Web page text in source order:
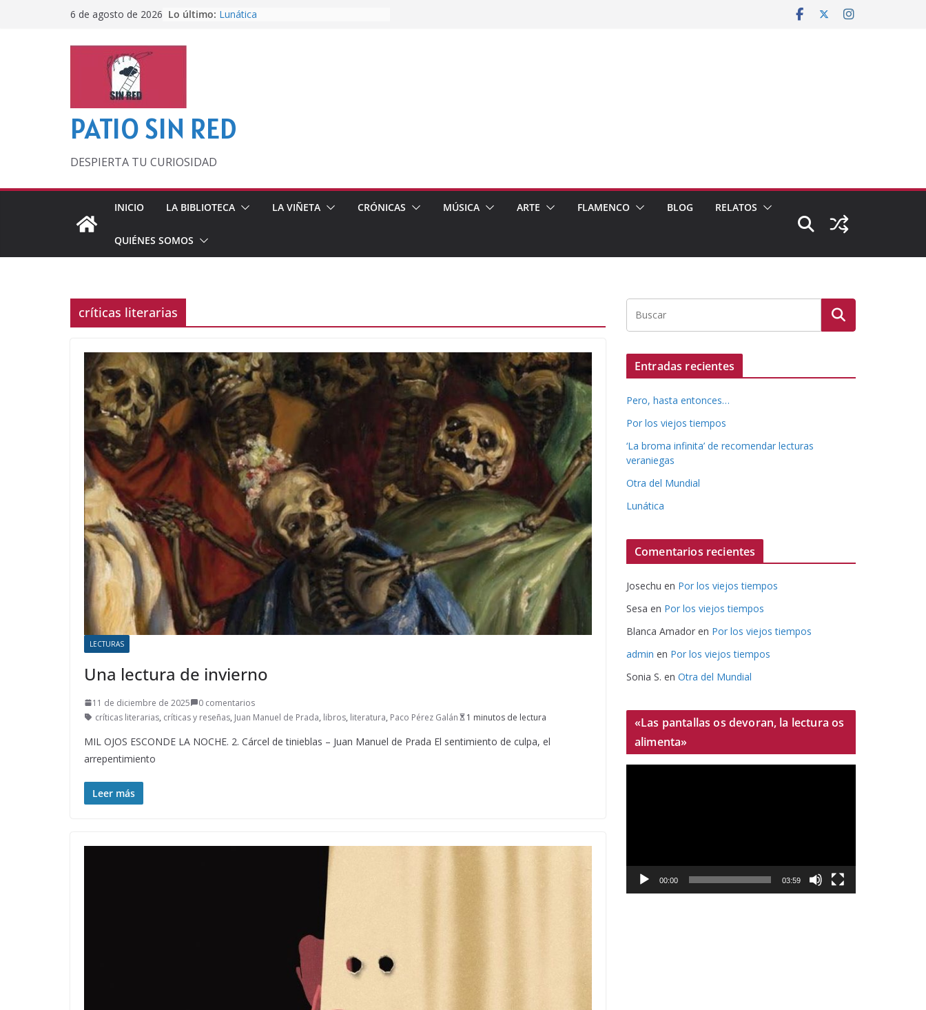
6 de agosto de 2026 Lo último: Lunática
PATIO SIN RED
DESPIERTA TU CURIOSIDAD
INICIO LA BIBLIOTECA LA VIÑETA CRÓNICAS MÚSICA ARTE FLAMENCO BLOG RELATOS
QUIÉNES SOMOS
críticas literarias
LECTURAS
Una lectura de invierno
11 de diciembre de 2025
0 comentarios
críticas literarias, críticas y reseñas, Juan Manuel de Prada, libros, literatura, Paco Pérez Galán 1 minutos de lectura
MIL OJOS ESCONDE LA NOCHE. 2. Cárcel de tinieblas – Juan Manuel de Prada El sentimiento de culpa, el
arrepentimiento
Leer más
Entradas recientes
Pero, hasta entonces…
Por los viejos tiempos
‘La broma infinita’ de recomendar lecturas
veraniegas
Otra del Mundial
Lunática
Comentarios recientes
Josechu en Por los viejos tiempos
Sesa en Por los viejos tiempos
Blanca Amador en Por los viejos tiempos
admin en Por los viejos tiempos
Sonia S. en Otra del Mundial
«Las pantallas os devoran, la lectura os
alimenta»
c
00:00 03:59